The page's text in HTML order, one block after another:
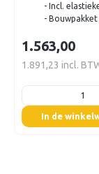
- Incl.
- Bouwpakket
1.563,00
1.891,23 incl.
listing.boxQuantity
In de